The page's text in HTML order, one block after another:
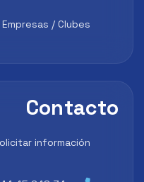
Empresas / Clubes
Contacto
información